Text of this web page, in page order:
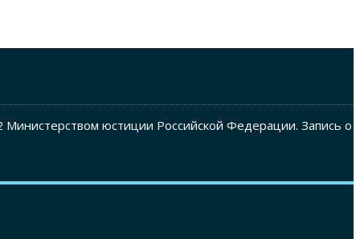
юстиции Российской Федерации. Запись о